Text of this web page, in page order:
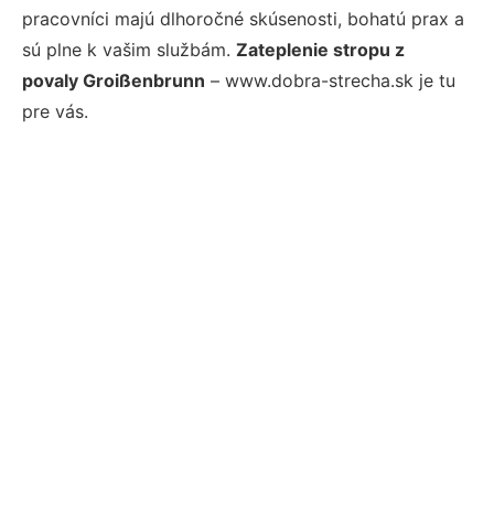
pracovníci majú dlhoročné skúsenosti, bohatú prax a
sú plne k vašim službám. Zateplenie stropu z
povaly Groißenbrunn – www.dobra-strecha.sk je tu
pre vás.